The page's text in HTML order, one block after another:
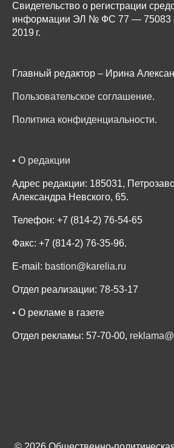
Свидетельство о регистрации
информации ЭЛ № ФС 77 — 75083
2019 г.
Главный редактор – Ирина
Пользовательское соглашение.
Политика конфиденциальности.
• О редакции
Адрес редакции: 185031,
Александра Невского, 65.
Телефон: +7 (814-2) 76-54-65
Факс: +7 (814-2) 76-35-96.
E-mail: bastion@karelia.ru
Отдел реализации: 78-53-17
• О рекламе в газете
Отдел рекламы: 57-70-00,